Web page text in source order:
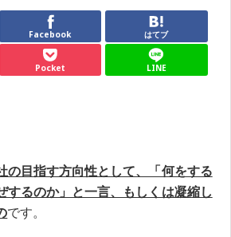
Facebook はてブ
Pocket LINE
の目指す方向性として、「何をする
するのか」と一言、もしくは凝縮し
です。